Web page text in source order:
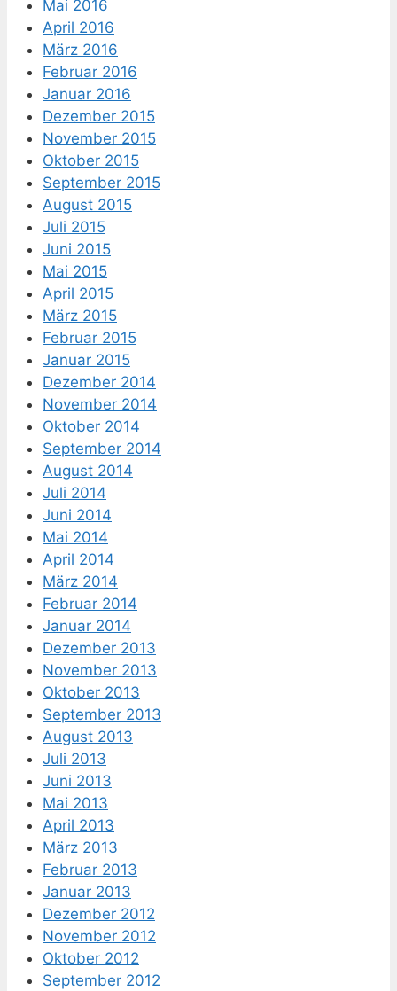
Mai 2016
April 2016
März 2016
Februar 2016
Januar 2016
Dezember 2015
November 2015
Oktober 2015
September 2015
August 2015
Juli 2015
Juni 2015
Mai 2015
April 2015
März 2015
Februar 2015
Januar 2015
Dezember 2014
November 2014
Oktober 2014
September 2014
August 2014
Juli 2014
Juni 2014
Mai 2014
April 2014
März 2014
Februar 2014
Januar 2014
Dezember 2013
November 2013
Oktober 2013
September 2013
August 2013
Juli 2013
Juni 2013
Mai 2013
April 2013
März 2013
Februar 2013
Januar 2013
Dezember 2012
November 2012
Oktober 2012
September 2012